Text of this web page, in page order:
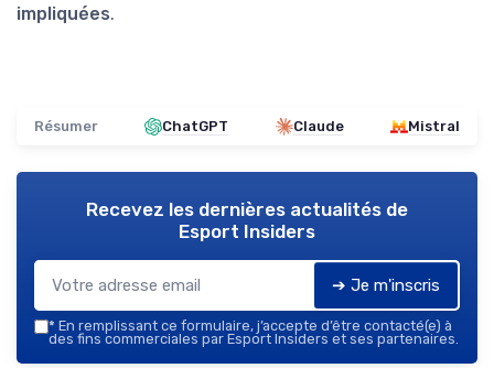
impliquées.
Résumer ChatGPT Claude Mistral
Recevez les dernières actualités de
Esport Insiders
➔ Je m'inscris
* En remplissant ce formulaire, j’accepte d’être contacté(e) à
des fins commerciales par Esport Insiders et ses partenaires.